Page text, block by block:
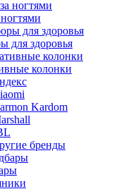
для здоровья
колонки
Kardom
бренды